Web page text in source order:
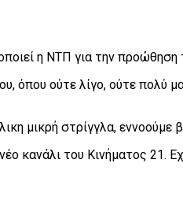
η ΝΤΠ για την
όπου ούτε λίγο, ούτε πολύ
μικρή στρίγγλα,
κανάλι του Κινήματος 21.